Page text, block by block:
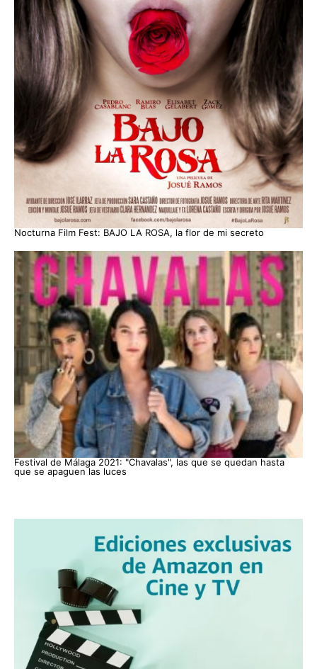
Nocturna Film Fest: BAJO LA ROSA, la flor de mi secreto
Festival de Málaga 2021: "Chavalas", las que se quedan hasta
que se apaguen las luces